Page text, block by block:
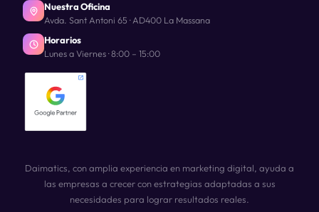
Nuestra Oficina
Avda. Sant Antoni 65 · AD400 La Massana
Horarios
Lunes a Viernes · 8:00 – 15:00
Daimatics, con amplia experiencia en marketing digital, ayuda a
las empresas a crecer con estrategias adaptadas a sus
necesidades para lograr resultados reales.